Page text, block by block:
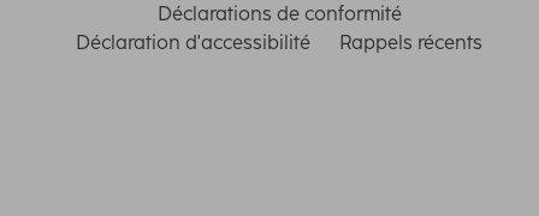
Déclarations de conformité
Déclaration d'accessibilité
Rappels récents